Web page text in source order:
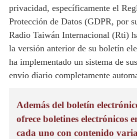
privacidad, específicamente el
Protección de Datos (GDPR, por
Radio Taiwán Internacional (Rti)
la versión anterior de su boletín
ha implementado un sistema de
envío diario completamente
Además del boletín
ofrece boletines electrónicos
cada uno con contenido